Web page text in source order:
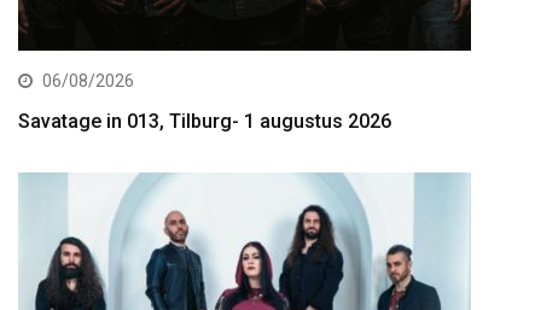
06/08/2026
Savatage in 013, Tilburg- 1 augustus 2026